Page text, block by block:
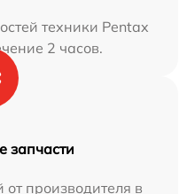
техники Pentax
2 часов.
запчасти
от производителя в